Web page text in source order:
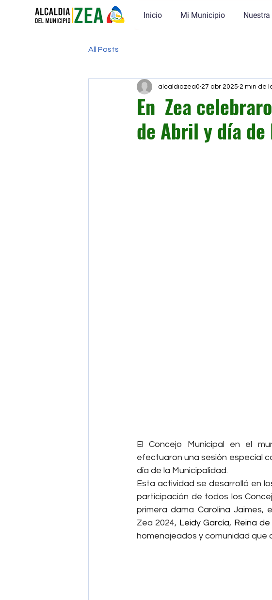
Inicio Mi Municipio
All Posts
En Zea
de Abril y día
alcaldiazea0 27 abr 2025 2 min de
El Concejo Municipal en el
efectuaron una sesión especial
día de la Municipalidad.
Esta actividad se desarrolló en
participación de todos los
primera dama Carolina Jaimes,
Zea 2024, Leidy García, Reina
homenajeados y comunidad que